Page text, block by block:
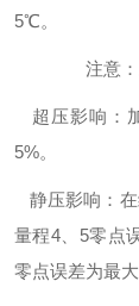
5℃。
注意：对于
超压影响：
5%。
静压影响：在
量程4、5零点
零点误差为最